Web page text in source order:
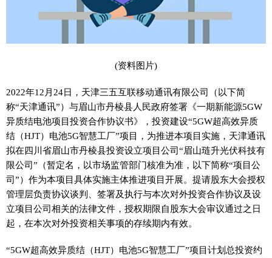
(资料图片)
2022年12月24日，天津三五互联移动通讯有限公司（以下简
称“天津通讯”）与眉山市丹棱县人民政府签署《一期新能源5GW
异质结电池项目投资合作协议书》，投资建设“5GW超高效异质
结（HJT）电池5G智慧工厂”项目，为推进本项目实施，天津通讯
拟在四川省眉山市丹棱县投资设立项目公司“眉山琏升光伏科技有
限公司”（暂定名，以市场监管部门核准为准，以下简称“项目公
司”）作为本项目具体实施主体推进项目开展。提请股东大会授权
管理层负责协议谈判、签署及执行与本次对外投资合作协议及设
立项目公司相关的法律文件，授权期限自股东大会审议通过之日
起，在本次对外投资相关事项的存续期内有效。
“5GW超高效异质结（HJT）电池5G智慧工厂”项目计划总投资约